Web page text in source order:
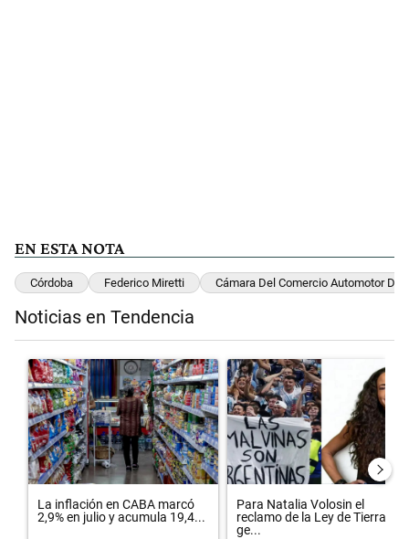
EN ESTA NOTA
Córdoba Federico Miretti Cámara Del Comercio Automotor De
Noticias en Tendencia
Un artículo de tendencia con el título "La inflación en CABA marcó
La inflación en CABA marcó
2,9% en julio y acumula 19,4...
Un artículo de tendencia con el
Para Natalia Volosin el
reclamo de la Ley de Tierras
ge...